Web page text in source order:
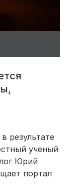
результате
ученый
Юрий
портал